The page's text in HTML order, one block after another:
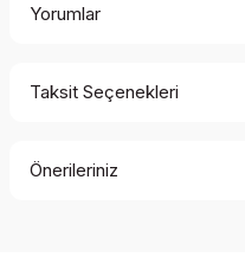
Yorumlar
Taksit Seçenekleri
Önerileriniz